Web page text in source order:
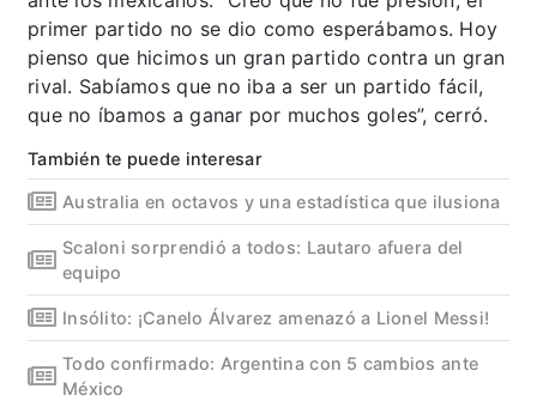
primer partido no se dio como esperábamos. Hoy
pienso que hicimos un gran partido contra un gran
rival. Sabíamos que no iba a ser un partido fácil,
que no íbamos a ganar por muchos goles”, cerró.
También te puede interesar
Australia en octavos y una estadística que ilusiona
Scaloni sorprendió a todos: Lautaro afuera del
equipo
Insólito: ¡Canelo Álvarez amenazó a Lionel Messi!
Todo confirmado: Argentina con 5 cambios ante
México